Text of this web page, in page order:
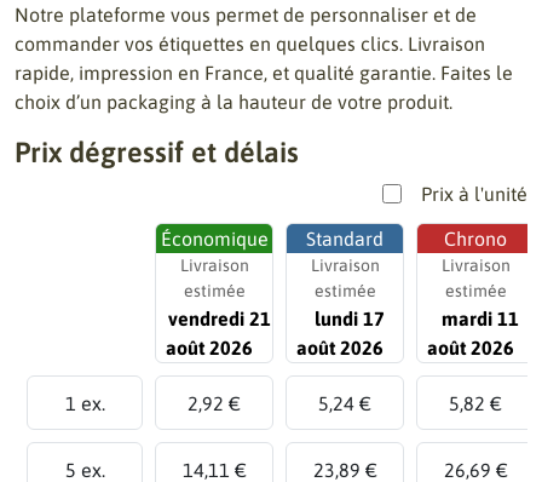
Notre plateforme vous permet de personnaliser et de
commander vos étiquettes en quelques clics. Livraison
rapide, impression en France, et qualité garantie. Faites le
choix d’un packaging à la hauteur de votre produit.
Prix dégressif et délais
Prix à l'unité
Économique
Livraison
estimée
vendredi 21
août 2026
Standard
Livraison
estimée
lundi 17
août 2026
Chrono
Livraison
estimée
mardi 11
août 2026
1 ex. 2,92 € 5,24 € 5,82 €
5 ex. 14,11 € 23,89 € 26,69 €